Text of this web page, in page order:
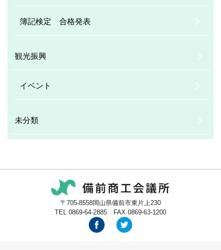
簿記検定 合格発表
観光振興
イベント
未分類
〒705-8558岡山県備前市東片上230
TEL 0869-64-2885 FAX 0869-63-1200